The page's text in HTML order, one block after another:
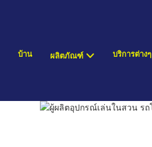
บ้าน ผลิตภัณฑ์ บริการต่างๆ